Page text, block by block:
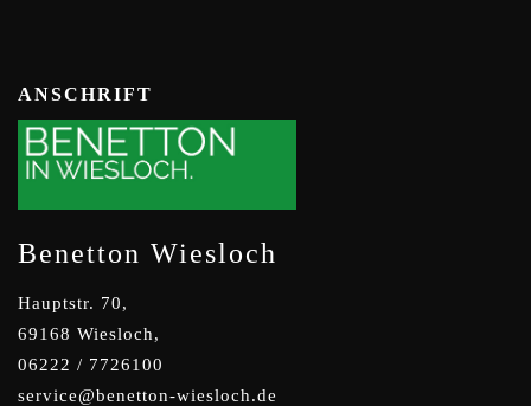
ANSCHRIFT
Benetton Wiesloch
Hauptstr. 70,
69168 Wiesloch,
06222 / 7726100
service@benetton-wiesloch.de